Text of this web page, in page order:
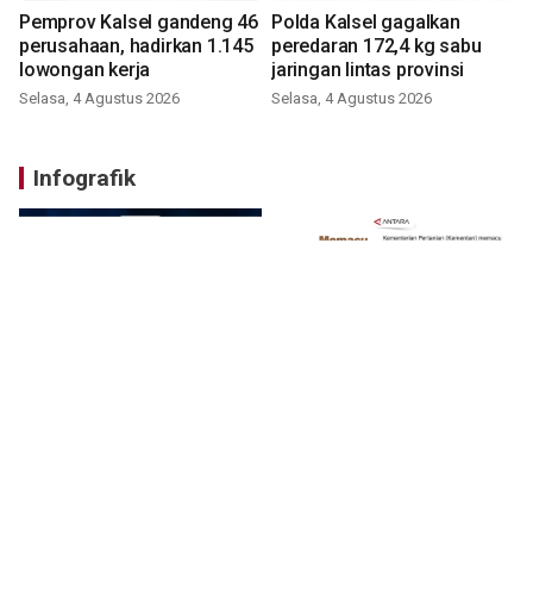
Pemprov Kalsel gandeng 46
perusahaan, hadirkan 1.145
lowongan kerja
Selasa, 4 Agustus 2026
Polda Kalsel gagalkan
peredaran 172,4 kg sabu
jaringan lintas provinsi
Selasa, 4 Agustus 2026
Infografik